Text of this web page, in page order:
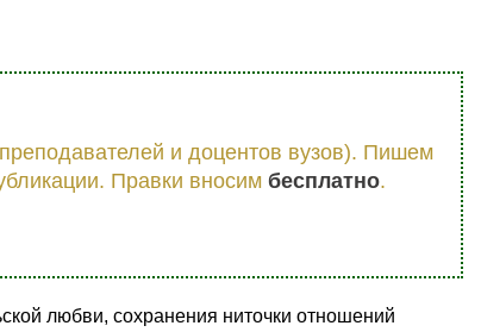
и доцентов вузов). Пишем
Правки вносим бесплатно.
любви, сохранения ниточки отношений